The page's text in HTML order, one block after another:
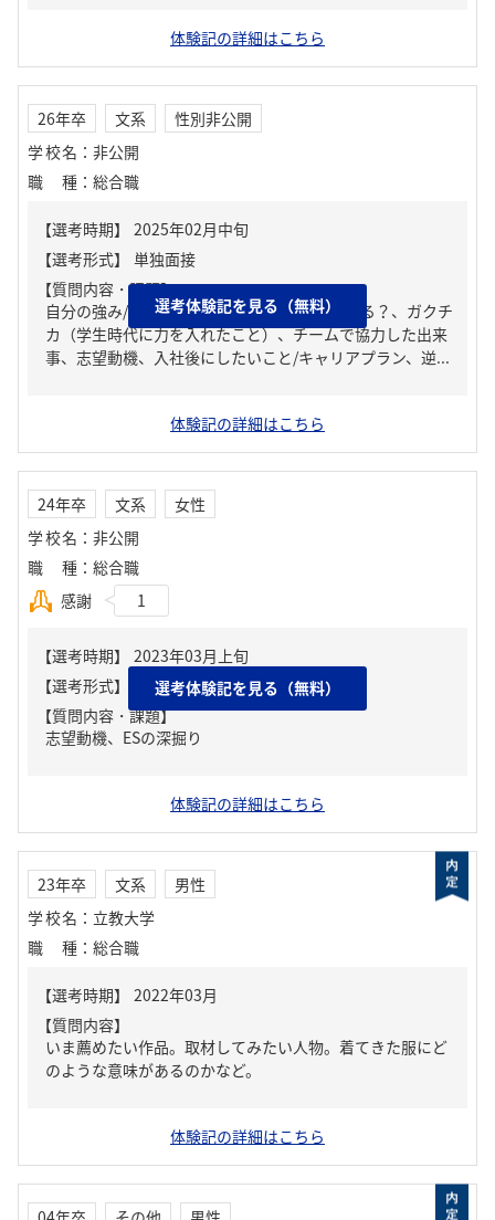
体験記の詳細はこちら
26年卒 文系
性別非公開
学校名 ： 非公開
職種 ： 総合職
【質問内容・課題】
自分の強み/弱み、周りからどんな人といわれる？、ガクチ
カ（学生時代に力を入れたこと）、チームで協力した出来
事、志望動機、入社後にしたいこと/キャリアプラン、逆...
選考体験記を見る（無料）
体験記の詳細はこちら
24年卒 文系
女性
学校名 ： 非公開
職種 ： 総合職
感謝
1
【質問内容・課題】
志望動機、ESの深掘り
選考体験記を見る（無料）
体験記の詳細はこちら
23年卒 文系
男性
学校名 ： 立教大学
職種 ： 総合職
【質問内容】
いま薦めたい作品。取材してみたい人物。着てきた服にど
のような意味があるのかなど。
体験記の詳細はこちら